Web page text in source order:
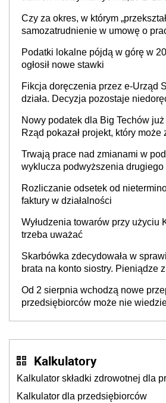
prowadzeniem działalności
Czy za okres, w którym
samozatrudnienie w umowę o
cywilnoprawnej jedynym
Podatki lokalne pójdą w górę w
ogłosił nowe stawki
Fikcja doręczenia przez e-Urząd
działa. Decyzja pozostaje
Nowy podatek dla Big Techów
Rząd pokazał projekt, który może
Trwają prace nad zmianami w
wyklucza podwyższenia drugiego
Rozliczanie odsetek od
faktury w działalności
Wyłudzenia towarów przy użyciu
trzeba uważać
Skarbówka zdecydowała w
brata na konto siostry. Pieniądze
będzie
Od 2 sierpnia wchodzą nowe
przedsiębiorców może nie
Kalkulatory
Kalkulator składki zdrowotnej dla
Kalkulator dla przedsiębiorców